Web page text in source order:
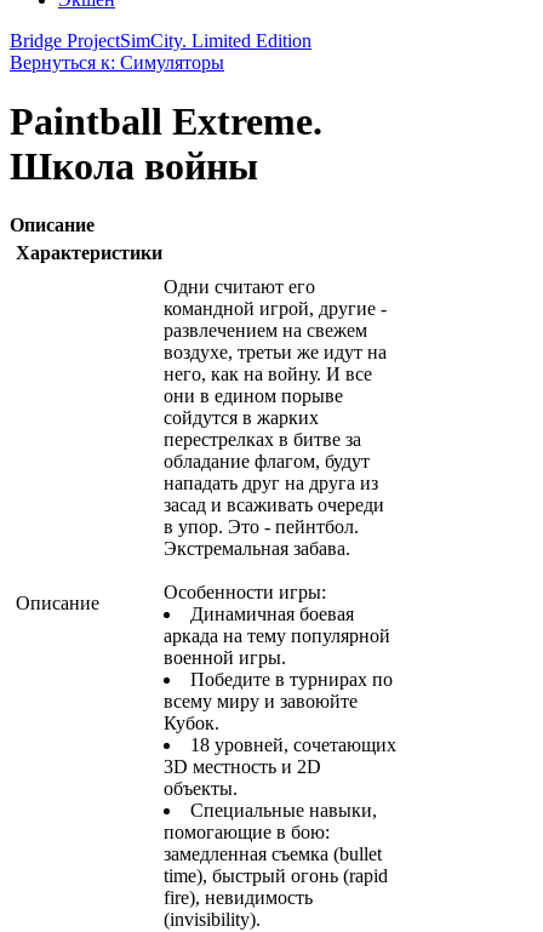
Bridge ProjectSimCity. Limited Edition
Вернуться к: Симуляторы
Paintball Extreme.
Школа войны
Описание
Характеристики
Описание
Одни считают его
командной игрой, другие -
развлечением на свежем
воздухе, третьи же идут на
него, как на войну. И все
они в едином порыве
сойдутся в жарких
перестрелках в битве за
обладание флагом, будут
нападать друг на друга из
засад и всаживать очереди
в упор. Это - пейнтбол.
Экстремальная забава.
Особенности игры:
Динамичная боевая
аркада на тему популярной
военной игры.
Победите в турнирах по
всему миру и завоюйте
Кубок.
18 уровней, сочетающих
3D местность и 2D
объекты.
Специальные навыки,
помогающие в бою:
замедленная съемка (bullet
time), быстрый огонь (rapid
fire), невидимость
(invisibility).